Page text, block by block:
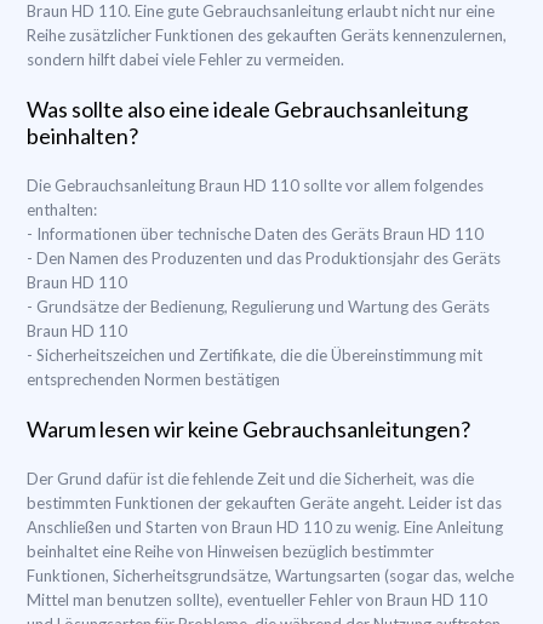
Braun HD 110. Eine gute Gebrauchsanleitung erlaubt nicht nur eine
Reihe zusätzlicher Funktionen des gekauften Geräts kennenzulernen,
sondern hilft dabei viele Fehler zu vermeiden.
Was sollte also eine ideale Gebrauchsanleitung
beinhalten?
Die Gebrauchsanleitung Braun HD 110 sollte vor allem folgendes
enthalten:
- Informationen über technische Daten des Geräts Braun HD 110
- Den Namen des Produzenten und das Produktionsjahr des Geräts
Braun HD 110
- Grundsätze der Bedienung, Regulierung und Wartung des Geräts
Braun HD 110
- Sicherheitszeichen und Zertifikate, die die Übereinstimmung mit
entsprechenden Normen bestätigen
Warum lesen wir keine Gebrauchsanleitungen?
Der Grund dafür ist die fehlende Zeit und die Sicherheit, was die
bestimmten Funktionen der gekauften Geräte angeht. Leider ist das
Anschließen und Starten von Braun HD 110 zu wenig. Eine Anleitung
beinhaltet eine Reihe von Hinweisen bezüglich bestimmter
Funktionen, Sicherheitsgrundsätze, Wartungsarten (sogar das, welche
Mittel man benutzen sollte), eventueller Fehler von Braun HD 110